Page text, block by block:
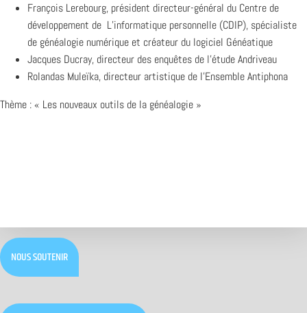
François Lerebourg, président directeur-général du Centre de
développement de L’informatique personnelle (CDIP), spécialiste
de généalogie numérique et créateur du logiciel Généatique
Jacques Ducray, directeur des enquêtes de l’étude Andriveau
Rolandas Muleïka, directeur artistique de l’Ensemble Antiphona
Thème : « Les nouveaux outils de la généalogie »
NOUS SOUTENIR